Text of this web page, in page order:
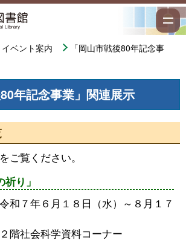
イベント案内
「岡山市戦後80年記念事
80年記念事業」関連展示
ご覧ください。
祈り」
７年６月１８日（水）～８月１７
社会科学資料コーナー